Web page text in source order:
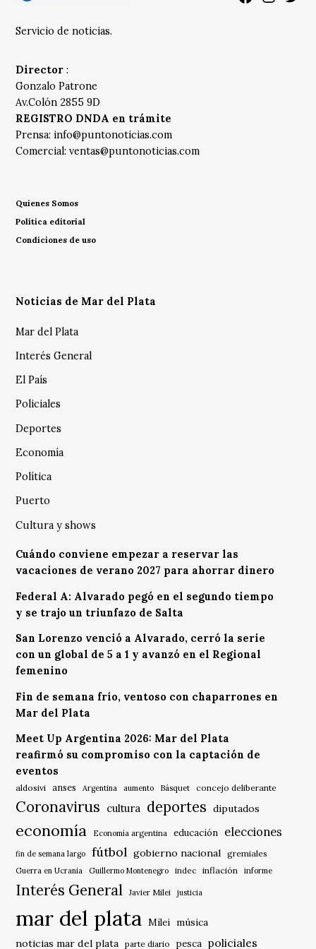
Servicio de noticias.
Director :
Gonzalo Patrone
Av.Colón 2855 9D
REGISTRO DNDA en trámite
Prensa: info@puntonoticias.com
Comercial:ventas@puntonoticias.com
Quienes Somos
Política editorial
Condiciones de uso
Noticias de Mar del Plata
Mar del Plata
Interés General
El País
Policiales
Deportes
Economía
Política
Puerto
Cultura y shows
Cuándo conviene empezar a reservar las
vacaciones de verano 2027 para ahorrar dinero
Federal A: Alvarado pegó en el segundo tiempo
y se trajo un triunfazo de Salta
San Lorenzo venció a Alvarado, cerró la serie
con un global de 5 a 1 y avanzó en el Regional
femenino
Fin de semana frío, ventoso con chaparrones en
Mar del Plata
Meet Up Argentina 2026: Mar del Plata
reafirmó su compromiso con la captación de
eventos
aldosivi anses Argentina aumento Básquet concejo deliberante
Coronavirus cultura deportes diputados
economía Economía argentina educación elecciones
fin de semana largo fútbol gobierno nacional gremiales
Guerra en Ucrania Guillermo Montenegro indec inflación informe
Interés General Javier Milei justicia
mar del plata Milei música
noticias mar del plata
parte diario pesca policiales